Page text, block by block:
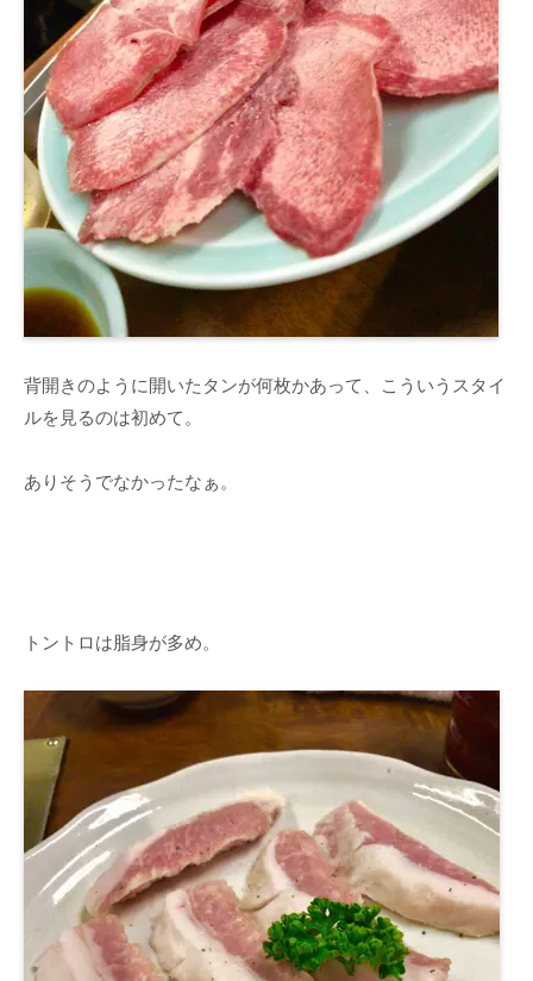
背開きのように開いたタンが何枚かあって、こういうスタイ
ルを見るのは初めて。
ありそうでなかったなぁ。
トントロは脂身が多め。